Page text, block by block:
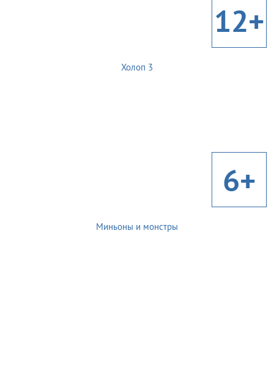
12+
Холоп 3
6+
Миньоны и монстры